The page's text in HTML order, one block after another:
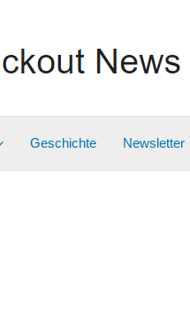
Geschichte Newsletter